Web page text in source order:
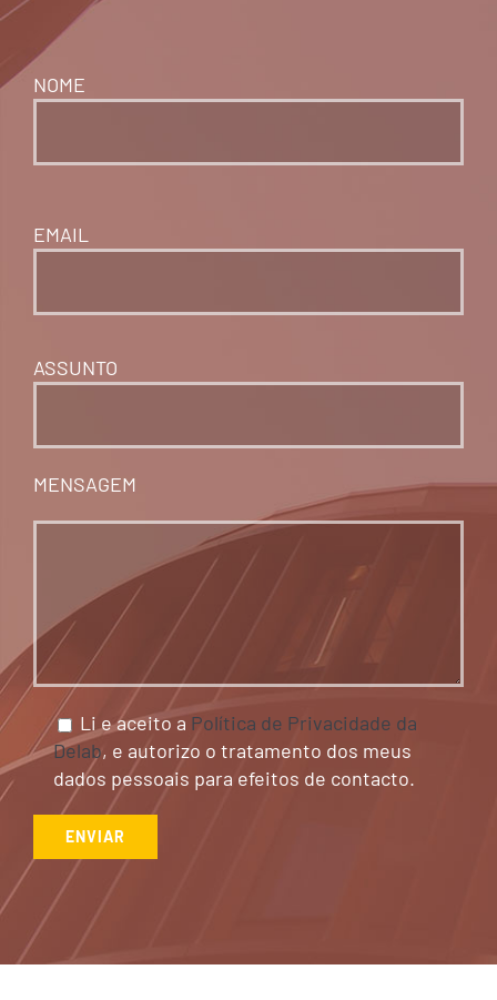
NOME
EMAIL
ASSUNTO
MENSAGEM
Li e aceito a Política de Privacidade da
Delab, e autorizo o tratamento dos meus
dados pessoais para efeitos de contacto.